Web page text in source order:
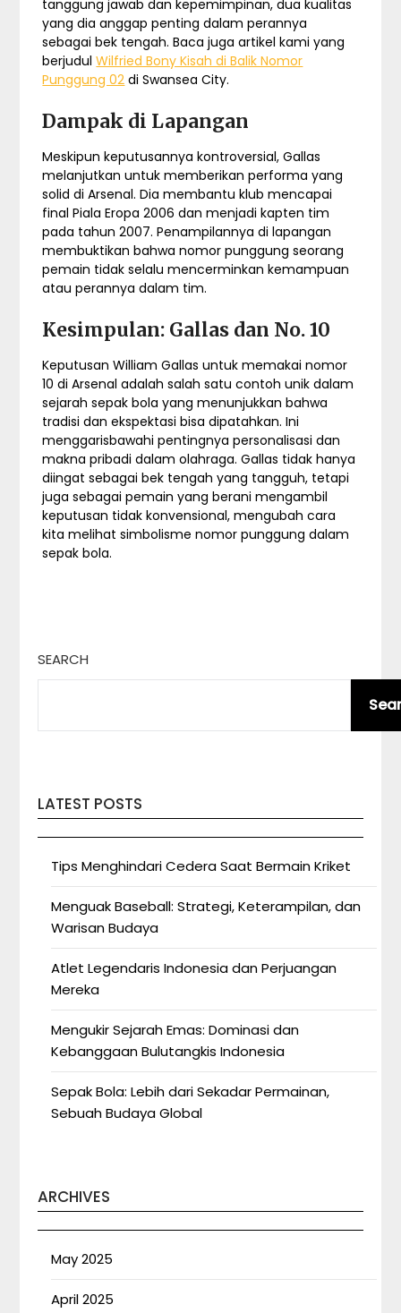
tanggung jawab dan kepemimpinan, dua kualitas
yang dia anggap penting dalam perannya
sebagai bek tengah. Baca juga artikel kami yang
berjudulWilfried Bony Kisah di Balik Nomor
Punggung 02 di Swansea City.
Dampak di Lapangan
Meskipun keputusannya kontroversial, Gallas
melanjutkan untuk memberikan performa yang
solid di Arsenal. Dia membantu klub mencapai
final Piala Eropa 2006 dan menjadi kapten tim
pada tahun 2007. Penampilannya di lapangan
membuktikan bahwa nomor punggung seorang
pemain tidak selalu mencerminkan kemampuan
atau perannya dalam tim.
Kesimpulan: Gallas dan No. 10
Keputusan William Gallas untuk memakai nomor
10 di Arsenal adalah salah satu contoh unik dalam
sejarah sepak bola yang menunjukkan bahwa
tradisi dan ekspektasi bisa dipatahkan. Ini
menggarisbawahi pentingnya personalisasi dan
makna pribadi dalam olahraga. Gallas tidak hanya
diingat sebagai bek tengah yang tangguh, tetapi
juga sebagai pemain yang berani mengambil
keputusan tidak konvensional, mengubah cara
kita melihat simbolisme nomor punggung dalam
sepak bola.
SEARCH
LATEST POSTS
Tips Menghindari Cedera Saat Bermain Kriket
Menguak Baseball: Strategi, Keterampilan, dan
Warisan Budaya
Atlet Legendaris Indonesia dan Perjuangan
Mereka
Mengukir Sejarah Emas: Dominasi dan
Kebanggaan Bulutangkis Indonesia
Sepak Bola: Lebih dari Sekadar Permainan,
Sebuah Budaya Global
ARCHIVES
May 2025
April 2025